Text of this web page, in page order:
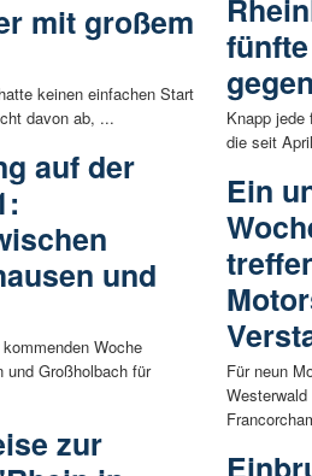
mit großem
keinen einfachen Start
davon ab, ...
auf der
und
Woche
und Großholbach für
zur
Knapp
die seit
Ein
Für neun